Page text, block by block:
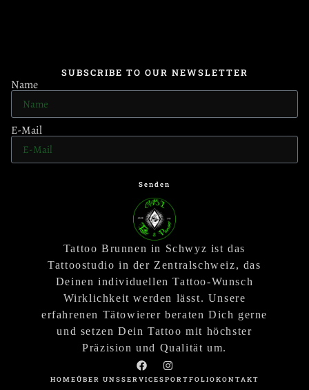
SUBSCRIBE TO OUR NEWSLETTER
Name
E-Mail
Senden
Tattoo Brunnen in Schwyz ist das
Tattoostudio in der Zentralschweiz, das
Deinen individuellen Tattoo-Wunsch
Wirklichkeit werden lässt. Unsere
erfahrenen Tätowierer beraten Dich gerne
und setzen Dein Tattoo mit höchster
Präzision und Qualität um.
HOMEÜBER UNSSERVICESPORTFOLIOKONTAKT